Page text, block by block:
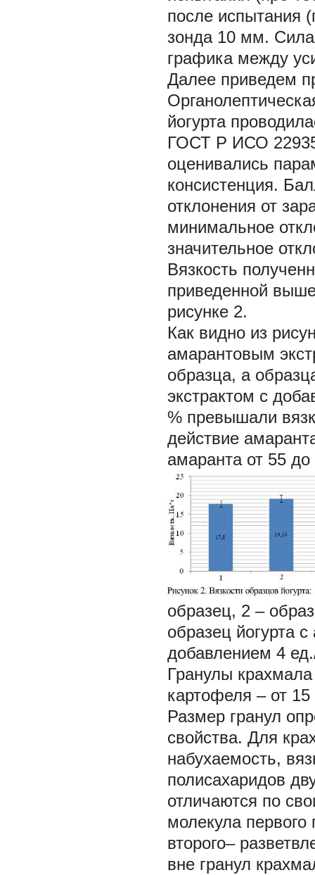
после испытания
зонда 10 мм. Сила
графика между
Далее приведем
йогурта
ГОСТ Р ИСО
оценивались
консистенция.
отклонения от
минимальное
значительное
Вязкость
приведенной
рисунке 2.
Как видно из
амарантовым
образца, а
экстрактом с
% превышали
действие
амаранта от 55
образец, 2 –
образец йогурта
добавлением 4
Гранулы
картофеля – от
Размер гранул
свойства. Для
набухаемость,
полисахаридов
отличаются по
молекула
второго–
вне гранул